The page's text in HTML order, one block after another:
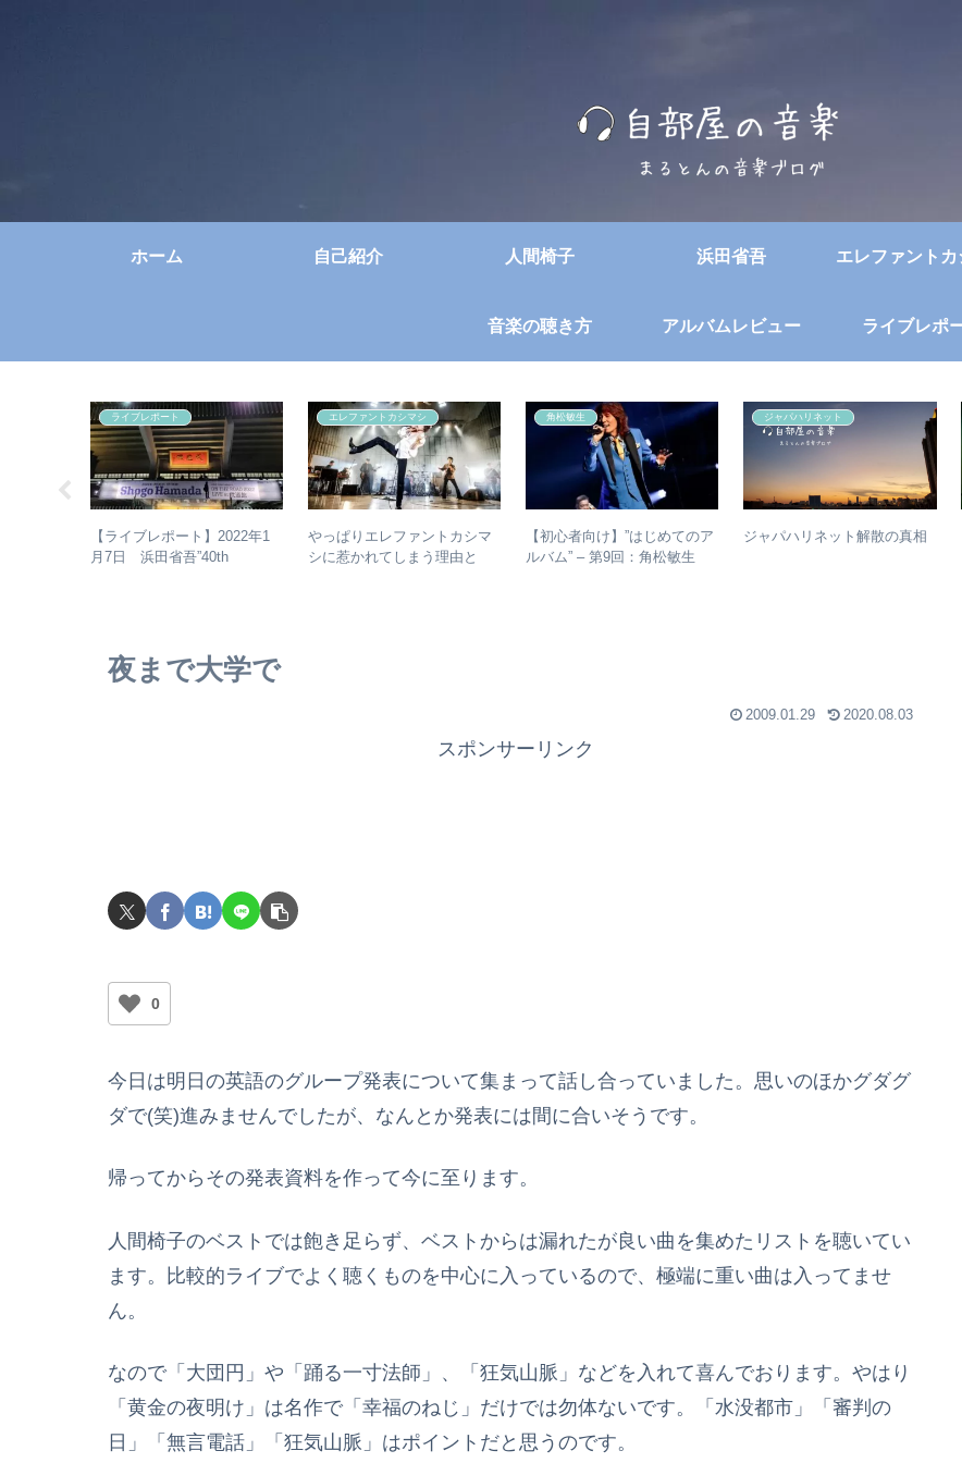
ホーム 自己紹介 人間椅子 浜田省吾 エレファントカ
音楽の聴き方 アルバムレビュー ライブレポ
ライブレポート
【ライブレポート】2022年1
月7日 浜田省吾”40th
エレファントカシマシ
やっぱりエレファントカシマ
シに惹かれてしまう理由と
角松敏生
【初心者向け】”はじめてのア
ルバム” – 第9回：角松敏生
ジャパハリネット
ジャパハリネット解散の真相
夜まで大学で
2009.01.29 2020.08.03
スポンサーリンク
0
今日は明日の英語のグループ発表について集まって話し合っていました。思いのほかグダグ
ダで(笑)進みませんでしたが、なんとか発表には間に合いそうです。
帰ってからその発表資料を作って今に至ります。
人間椅子のベストでは飽き足らず、ベストからは漏れたが良い曲を集めたリストを聴いてい
ます。比較的ライブでよく聴くものを中心に入っているので、極端に重い曲は入ってませ
ん。
なので「大団円」や「踊る一寸法師」、「狂気山脈」などを入れて喜んでおります。やはり
「黄金の夜明け」は名作で「幸福のねじ」だけでは勿体ないです。「水没都市」「審判の
日」「無言電話」「狂気山脈」はポイントだと思うのです。